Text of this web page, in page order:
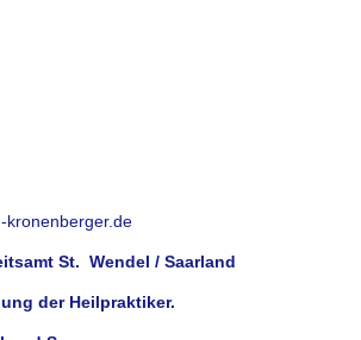
kronenberger.de
St. Wendel / Saarland
der Heilpraktiker.